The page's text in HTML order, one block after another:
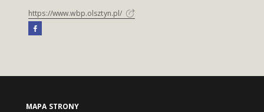
https://www.wbp.olsztyn.pl/
MAPA STRONY